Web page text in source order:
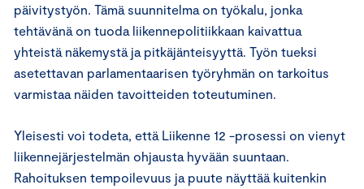
päivitystyön. Tämä suunnitelma on työkalu, jonka
tehtävänä on tuoda liikennepolitiikkaan kaivattua
yhteistä näkemystä ja pitkäjänteisyyttä. Työn tueksi
asetettavan parlamentaarisen työryhmän on tarkoitus
varmistaa näiden tavoitteiden toteutuminen.
Yleisesti voi todeta, että Liikenne 12 -prosessi on vienyt
liikennejärjestelmän ohjausta hyvään suuntaan.
Rahoituksen tempoilevuus ja puute näyttää kuitenkin